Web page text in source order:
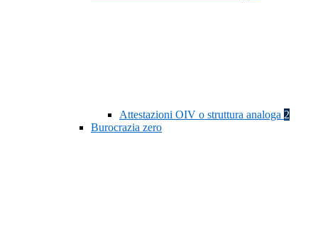
Attestazioni OIV o struttura analoga 2
Burocrazia zero